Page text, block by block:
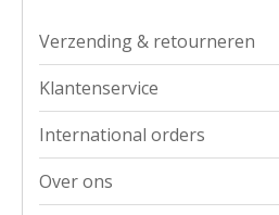
Verzending & retourneren
Klantenservice
International orders
Over ons